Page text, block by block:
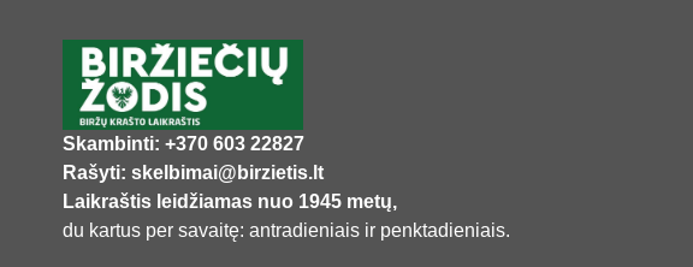
Skambinti: +370 603 22827
Rašyti: skelbimai@birzietis.lt
Laikraštis leidžiamas nuo 1945 metų,
du kartus per savaitę: antradieniais ir penktadieniais.